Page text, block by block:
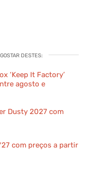
DESTES:
‘Keep It Factory’
agosto e
Dusty 2027 com
com preços a partir